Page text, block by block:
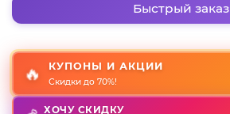
Быстрый заказ
🔥 КУПОНЫ И АКЦИИ
Скидки до 70%!
ХОЧУ СКИДКУ